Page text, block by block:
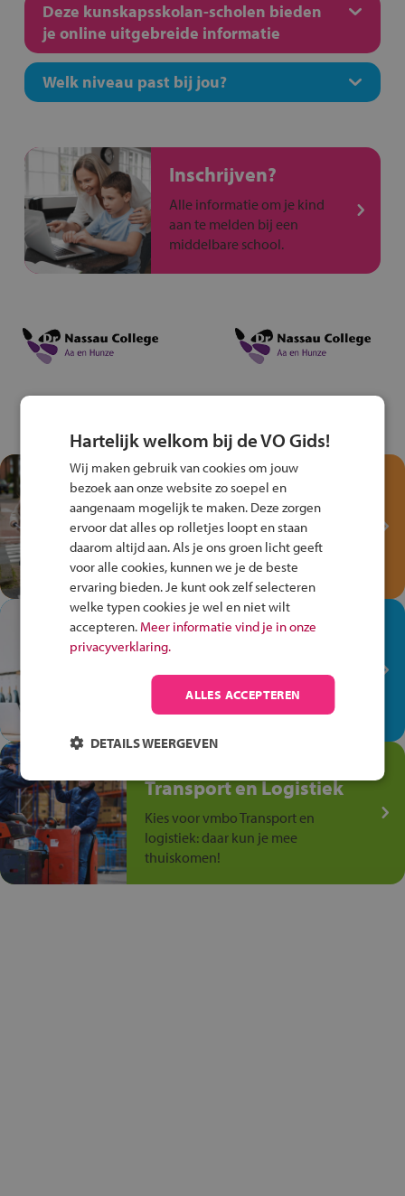
Deze kunskapsskolan-scholen bieden
je online uitgebreide informatie
Welk niveau past bij jou?
Inschrijven?
Alle informatie om je kind
aan te melden bij een
middelbare school.
Test je kennis met het
Fiets Veilig
Verkeersspel!
Speel het Fiets Veilig Verkeersspel
en win een Cortina-fiets!
In de winkel ben je op je
plek!
Ontdek via het vmbo jouw talent
op de winkelvloer, waar elke dag
anders is!
Transport en Logistiek
Kies voor vmbo Transport en
logistiek: daar kun je mee
thuiskomen!
Hartelijk welkom bij de VO Gids!
Wij maken gebruik van cookies om jouw
bezoek aan onze website zo soepel en
aangenaam mogelijk te maken. Deze zorgen
ervoor dat alles op rolletjes loopt en staan
daarom altijd aan. Als je ons groen licht geeft
voor alle cookies, kunnen we je de beste
ervaring bieden. Je kunt ook zelf selecteren
welke typen cookies je wel en niet wilt
accepteren. Meer informatie vind je in onze
privacyverklaring.
ALLES ACCEPTEREN
DETAILS WEERGEVEN